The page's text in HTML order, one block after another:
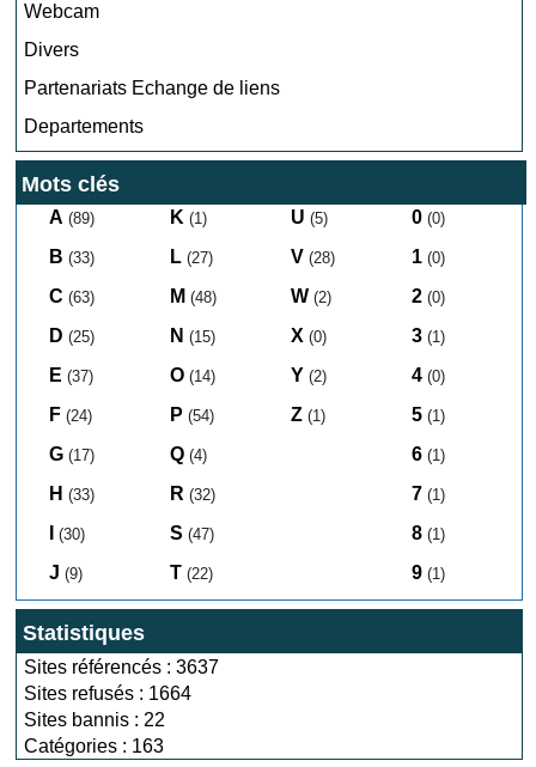
Webcam
Divers
Partenariats Echange de liens
Departements
Mots clés
A (89)
B (33)
C (63)
D (25)
E (37)
F (24)
G (17)
H (33)
(30)
J (9)
K (1)
L (27)
M (48)
N (15)
O (14)
P (54)
Q (4)
R (32)
S (47)
T (22)
U (5)
V (28)
W (2)
X (0)
Y (2)
Z (1)
0 (0)
1 (0)
2 (0)
3 (1)
4 (0)
5 (1)
6 (1)
7 (1)
8 (1)
9 (1)
Statistiques
Sites référencés : 3637
Sites refusés : 1664
Sites bannis : 22
Catégories : 163